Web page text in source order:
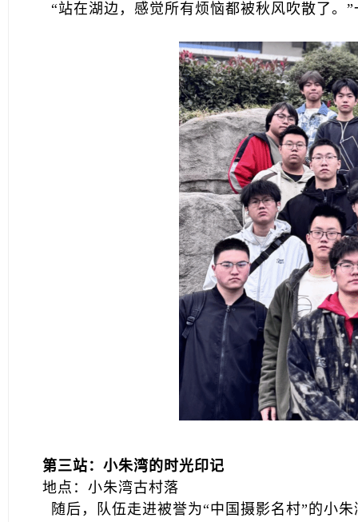
“站在湖边，感觉所有烦恼都被秋风吹散了。
第三站：小朱湾的时光印记
地点：小朱湾古村落
随后，队伍走进被誉为“中国摄影名村”的小